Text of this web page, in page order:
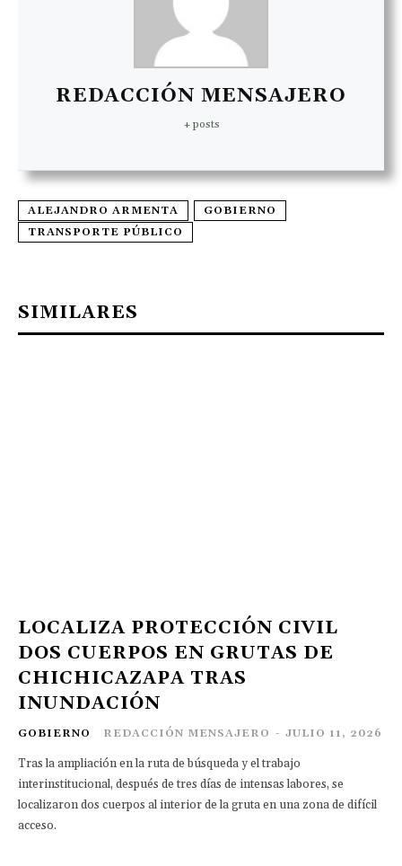
REDACCIÓN MENSAJERO
+ posts
ALEJANDRO ARMENTA
GOBIERNO
TRANSPORTE PÚBLICO
SIMILARES
LOCALIZA PROTECCIÓN CIVIL
DOS CUERPOS EN GRUTAS DE
CHICHICAZAPA TRAS
INUNDACIÓN
GOBIERNO REDACCIÓN MENSAJERO - JULIO 11, 2026
Tras la ampliación en la ruta de búsqueda y el trabajo
interinstitucional, después de tres días de intensas labores, se
localizaron dos cuerpos al interior de la gruta en una zona de difícil
acceso.